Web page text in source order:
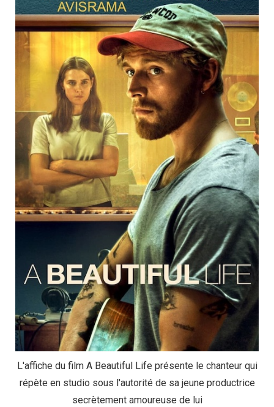
L'affiche du film A Beautiful Life présente le chanteur qui
répète en studio sous l'autorité de sa jeune productrice
secrètement amoureuse de lui